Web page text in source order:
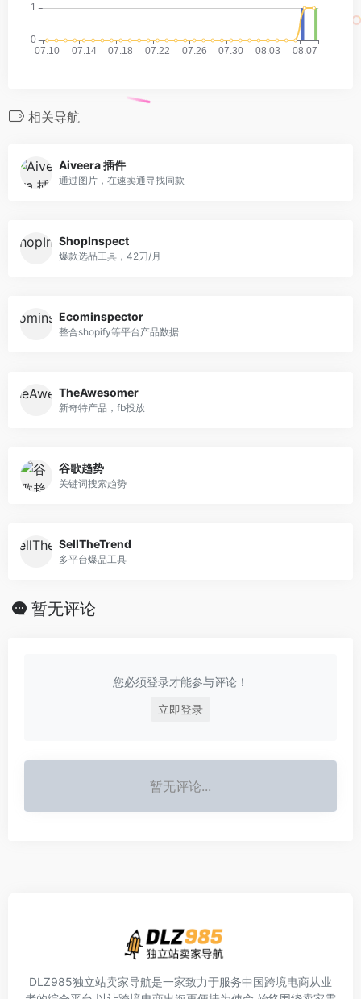
相关导航
Aiveera 插件
通过图片，在速卖通寻找同款
ShopInspect
爆款选品工具，42刀/月
Ecominspector
整合shopify等平台产品数据
TheAwesomer
新奇特产品，fb投放
谷歌趋势
关键词搜索趋势
SellTheTrend
多平台爆品工具
暂无评论
您必须登录才能参与评论！
立即登录
暂无评论...
DLZ985独立站卖家导航是一家致力于服务中国跨境电商从业